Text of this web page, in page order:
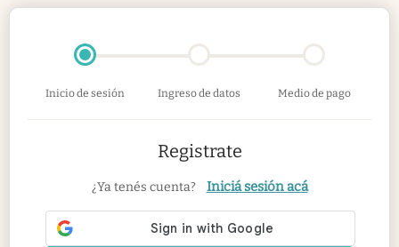
Inicio de sesión Ingreso de datos Medio de pago
Registrate
¿Ya tenés cuenta? Iniciá sesión acá